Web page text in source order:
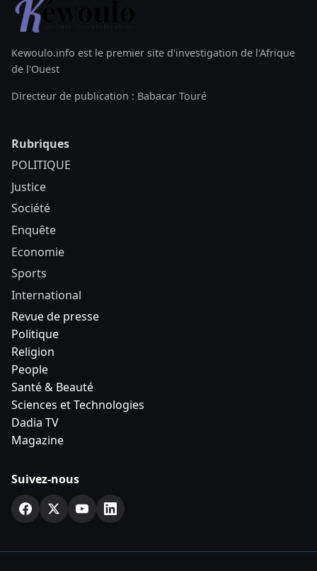
Kewoulo.info est le premier site d'investigation de l'Afrique
de l'Ouest
Directeur de publication : Babacar Touré
Rubriques
POLITIQUE
Justice
Société
Enquête
Economie
Sports
International
Revue de presse
Politique
Religion
People
Santé & Beauté
Sciences et Technologies
Dadia TV
Magazine
Suivez-nous